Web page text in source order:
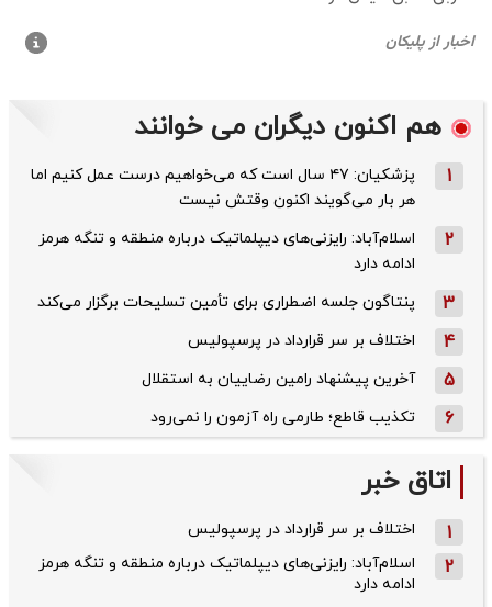
هم اکنون دیگران می خوانند
1
پزشکیان: ۴۷ سال است که می‌خواهیم درست عمل کنیم اما
هر بار می‌گویند اکنون وقتش نیست
2
اسلام‌آباد: رایزنی‌های دیپلماتیک درباره منطقه و تنگه هرمز
ادامه دارد
3 پنتاگون جلسه اضطراری برای تأمین تسلیحات برگزار می‌کند
4 اختلاف بر سر قرارداد در پرسپولیس
5 آخرین پیشنهاد رامین رضاییان به استقلال
6 تکذیب قاطع؛‌ طارمی راه آزمون را نمی‌رود
اتاق خبر
1 اختلاف بر سر قرارداد در پرسپولیس
2
اسلام‌آباد: رایزنی‌های دیپلماتیک درباره منطقه و تنگه هرمز
ادامه دارد